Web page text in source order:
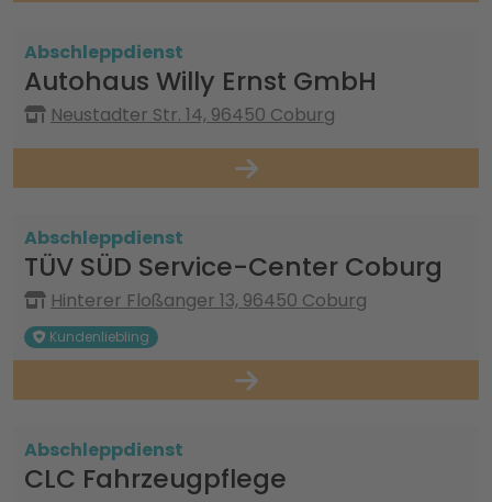
Abschleppdienst
Autohaus Willy Ernst GmbH
Neustadter Str. 14, 96450 Coburg
Abschleppdienst
TÜV SÜD Service-Center Coburg
Hinterer Floßanger 13, 96450 Coburg
Kundenliebling
Abschleppdienst
CLC Fahrzeugpflege